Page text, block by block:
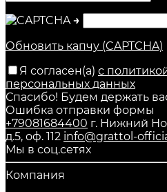
→
Обновить капчу (CAPTCHA)
Я согласен(a) с
персональных данных
Спасибо! Будем держать
Ошибка отправки формы
+79081684400 г. Нижний
д.5, оф. 112 info@grattol-
Мы в соц.сетях
Компания